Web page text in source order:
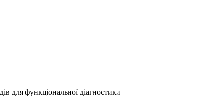
для функціональної діагностики